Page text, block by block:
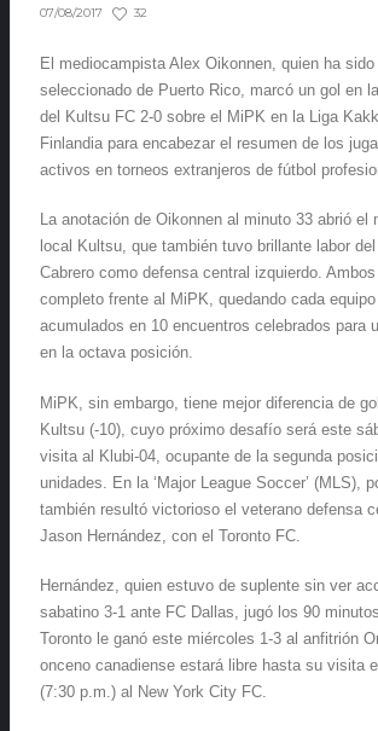
07/08/2017 32
El mediocampista Alex Oikonnen, quien ha sido
seleccionado de Puerto Rico, marcó un gol en
del Kultsu FC 2-0 sobre el MiPK en la Liga
Finlandia para encabezar el resumen de los
activos en torneos extranjeros de fútbol
La anotación de Oikonnen al minuto 33 abrió el
local Kultsu, que también tuvo brillante labor
Cabrero como defensa central izquierdo.
completo frente al MiPK, quedando cada
acumulados en 10 encuentros celebrados para
en la octava posición.
MiPK, sin embargo, tiene mejor diferencia de
Kultsu (-10), cuyo próximo desafío será este
visita al Klubi-04, ocupante de la segunda
unidades. En la ‘Major League Soccer’ (MLS),
también resultó victorioso el veterano defensa
Jason Hernández, con el Toronto FC.
Hernández, quien estuvo de suplente sin ver
sabatino 3-1 ante FC Dallas, jugó los 90
Toronto le ganó este miércoles 1-3 al anfitrión
onceno canadiense estará libre hasta su visita
(7:30 p.m.) al New York City FC.